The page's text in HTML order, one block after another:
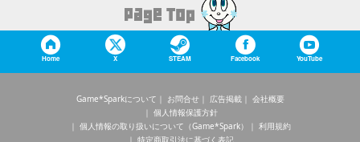
Home X STEAM Facebook YouTube
Game*Sparkについて お問合せ 広告掲載
会社概要
個人情報保護方針
個人情報の取り扱いについて（Game*Spark）
利用規約
特定商取引法に基づく表記